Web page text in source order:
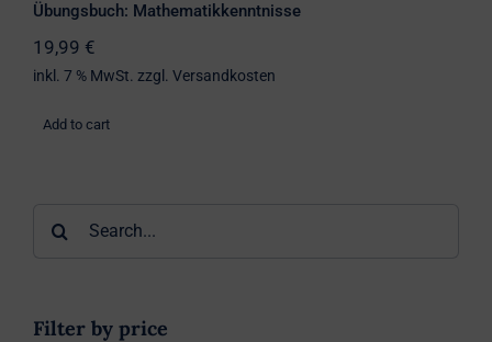
Übungsbuch: Mathematikkenntnisse
19,99 €
inkl. 7 % MwSt. zzgl. Versandkosten
Add to cart
nach:
Filter by price